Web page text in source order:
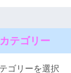
カテゴリー